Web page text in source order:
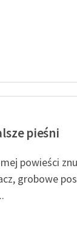
pieśni
powieści
grobowe